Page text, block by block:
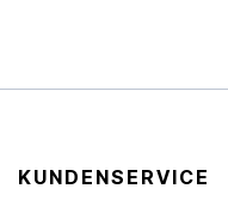
KUNDENSERVICE